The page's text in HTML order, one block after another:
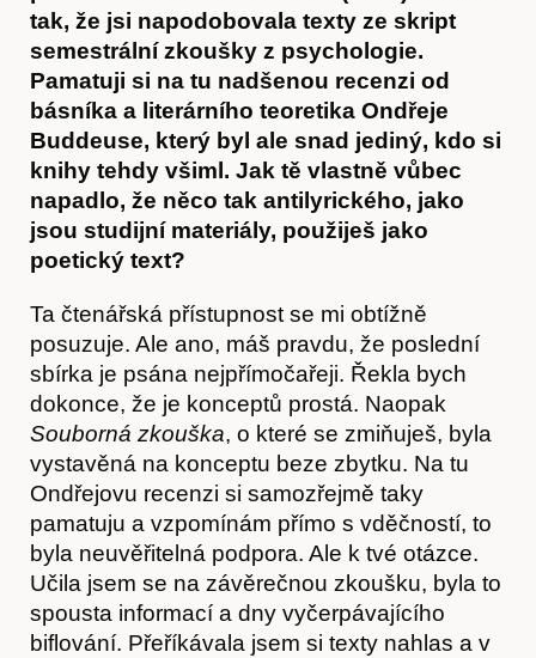
tak, že jsi napodobovala texty ze skript
semestrální zkoušky z psychologie.
Pamatuji si na tu nadšenou recenzi od
básníka a literárního teoretika Ondřeje
Buddeuse, který byl ale snad jediný, kdo si
knihy tehdy všiml. Jak tě vlastně vůbec
napadlo, že něco tak antilyrického, jako
jsou studijní materiály, použiješ jako
poetický text?
Ta čtenářská přístupnost se mi obtížně
posuzuje. Ale ano, máš pravdu, že poslední
sbírka je psána nejpřímočařeji. Řekla bych
dokonce, že je konceptů prostá. Naopak
Souborná zkouška, o které se zmiňuješ, byla
vystavěná na konceptu beze zbytku. Na tu
Ondřejovu recenzi si samozřejmě taky
pamatuju a vzpomínám přímo s vděčností, to
byla neuvěřitelná podpora. Ale k tvé otázce.
Učila jsem se na závěrečnou zkoušku, byla to
spousta informací a dny vyčerpávajícího
biflování. Přeříkávala jsem si texty nahlas a v